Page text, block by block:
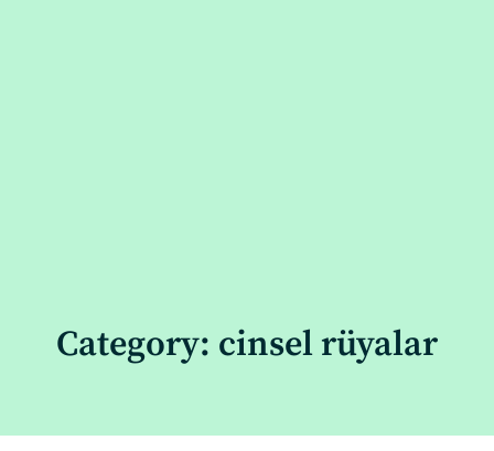
Category: cinsel rüyalar